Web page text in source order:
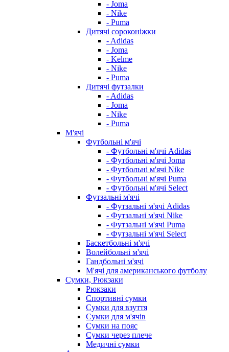
- Joma
- Nike
- Puma
Дитячі сороконіжки
- Adidas
- Joma
- Kelme
- Nike
- Puma
Дитячі футзалки
- Adidas
- Joma
- Nike
- Puma
М'ячі
Футбольні м'ячі
- Футбольні м'ячі Adidas
- Футбольні м'ячі Joma
- Футбольні м'ячі Nike
- Футбольні м'ячі Puma
- Футбольні м'ячі Select
Футзальні м'ячі
- Футзальні м'ячі Adidas
- Футзальні м'ячі Nike
- Футзальні м'ячі Puma
- Футзальні м'ячі Select
Баскетбольні м'ячі
Волейбольні м'ячі
Гандбольні м'ячі
М'ячі для американського футболу
Сумки, Рюкзаки
Рюкзаки
Спортивні сумки
Сумки для взуття
Сумки для м'ячів
Сумки на пояс
Сумки через плече
Медичні сумки